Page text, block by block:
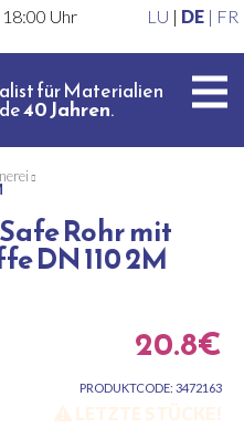
Uhr
LU | DE | FR
für Materialien
de40 Jahren.
Rohr mit
DN 110 2M
20.8€
PRODUKTCODE: 3472163
LETZTE STÜCKE!